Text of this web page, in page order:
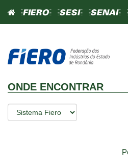
=FIERO= =SESI= =SENAI=
ONDE ENCONTRAR